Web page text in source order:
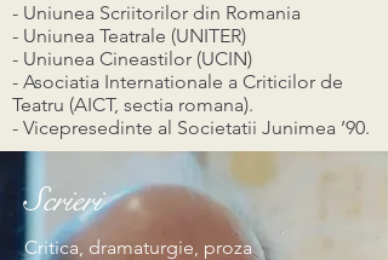
Scrieri
Critica, dramaturgie, proza
- Uniunea Scriitorilor din Romania
- Uniunea Teatrale (UNITER)
- Uniunea Cineastilor (UCIN)
- Asociatia Internationale a Criticilor de
Teatru (AICT, sectia romana).
- Vicepresedinte al Societatii Junimea ’90.